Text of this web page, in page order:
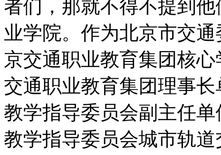
者们，那就不得不提到
业学院。作为北京市交
京交通职业教育集团核
交通职业教育集团理事
教学指导委员会副主任
教学指导委员会城市轨